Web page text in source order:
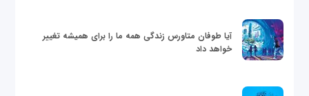
آیا طوفان متاورس زندگی همه ما را برای همیشه تغییر
خواهد داد